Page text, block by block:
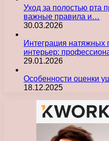
Уход за полостью рта
важные правила и…
30.03.2026
Интеграция натяжных
интерьер:
29.01.2026
Особенности оценки
18.12.2025